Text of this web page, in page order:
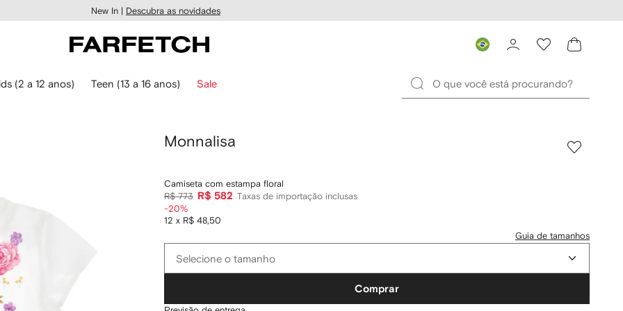
New In | Descubra as novidades
(2 a 12 anos) Teen (13 a 16 anos) Sale
Monnalisa
Camiseta com estampa floral
R$ 773
R$ 582
12 x R$ 48,50
Taxas de importação inclusas
-20%
Guia de tamanhos
tamanho
Selecione o tamanho
Comprar